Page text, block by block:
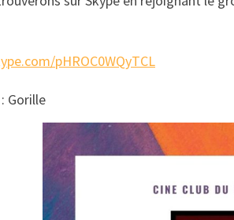
pHROC0WQyTCL
Gorille